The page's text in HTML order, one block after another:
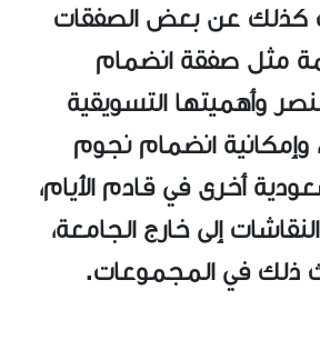
كذلك عن بعض الصفقات
مثل صفقة انضمام
وأهميتها التسويقية
وإمكانية انضمام نجوم
أخرى في قادم الأيام،
إلى خارج الجامعة،
ذلك في المجموعات.